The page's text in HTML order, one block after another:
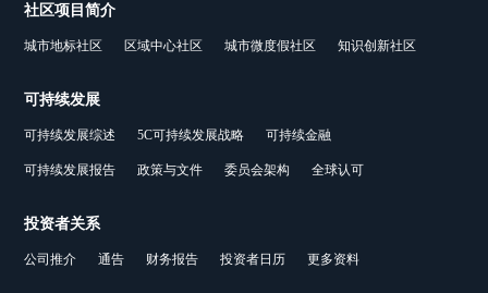
社区项目简介
城市地标社区 区域中心社区 城市微度假社区 知识创新社区
可持续发展
可持续发展综述 5C可持续发展战略 可持续金融
可持续发展报告 政策与文件 委员会架构 全球认可
投资者关系
公司推介 通告 财务报告 投资者日历 更多资料